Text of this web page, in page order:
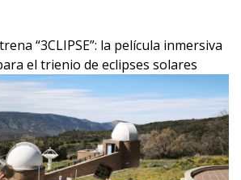
“3CLIPSE”: la película inmersiva
el trienio de eclipses solares